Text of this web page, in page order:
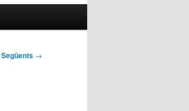
Següents →